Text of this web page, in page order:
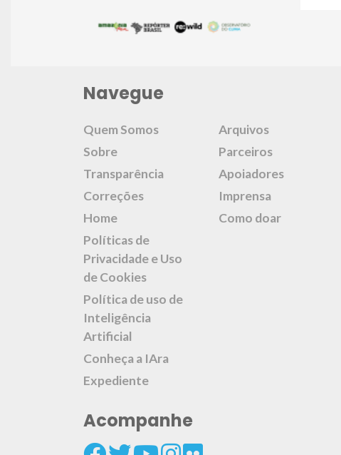
Navegue
Quem Somos
Sobre
Transparência
Correções
Home
Políticas de
Privacidade e Uso
de Cookies
Política de uso de
Inteligência
Artificial
Conheça a IAra
Expediente
Arquivos
Parceiros
Apoiadores
Imprensa
Como doar
Acompanhe